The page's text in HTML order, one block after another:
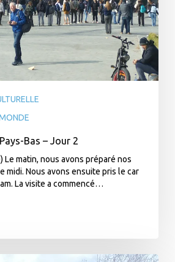
Bas – Jour 2
Le matin, nous avons préparé nos
midi. Nous avons ensuite pris le car
La visite a commencé…